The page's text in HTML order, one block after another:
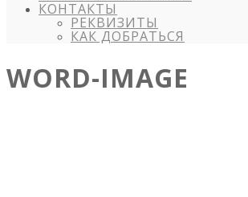
КОНТАКТЫ
РЕКВИЗИТЫ
КАК ДОБРАТЬСЯ
WORD-IMAGE